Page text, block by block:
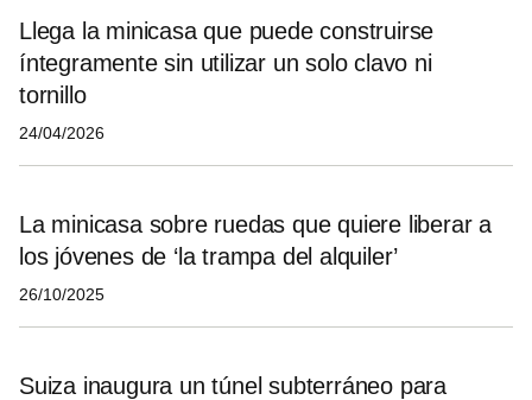
Llega la minicasa que puede construirse
íntegramente sin utilizar un solo clavo ni
tornillo
24/04/2026
La minicasa sobre ruedas que quiere liberar a
los jóvenes de ‘la trampa del alquiler’
26/10/2025
Suiza inaugura un túnel subterráneo para